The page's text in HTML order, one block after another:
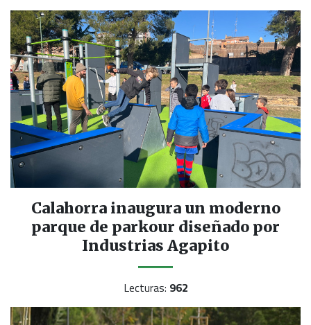
Calahorra inaugura un moderno
parque de parkour diseñado por
Industrias Agapito
Lecturas: 962